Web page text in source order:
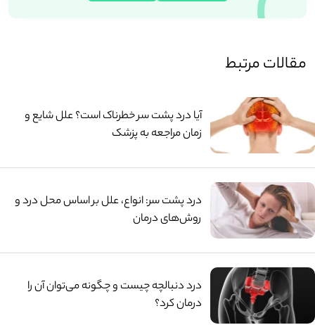
مقالات مرتبط
آیا درد پشت سر خطرناک است؟ علل شایع و
زمان مراجعه به پزشک
درد پشت سر: انواع، علل بر اساس محل درد و
روش‌های درمان
درد دنبالچه چیست و چگونه می‌توان آن را
درمان کرد؟